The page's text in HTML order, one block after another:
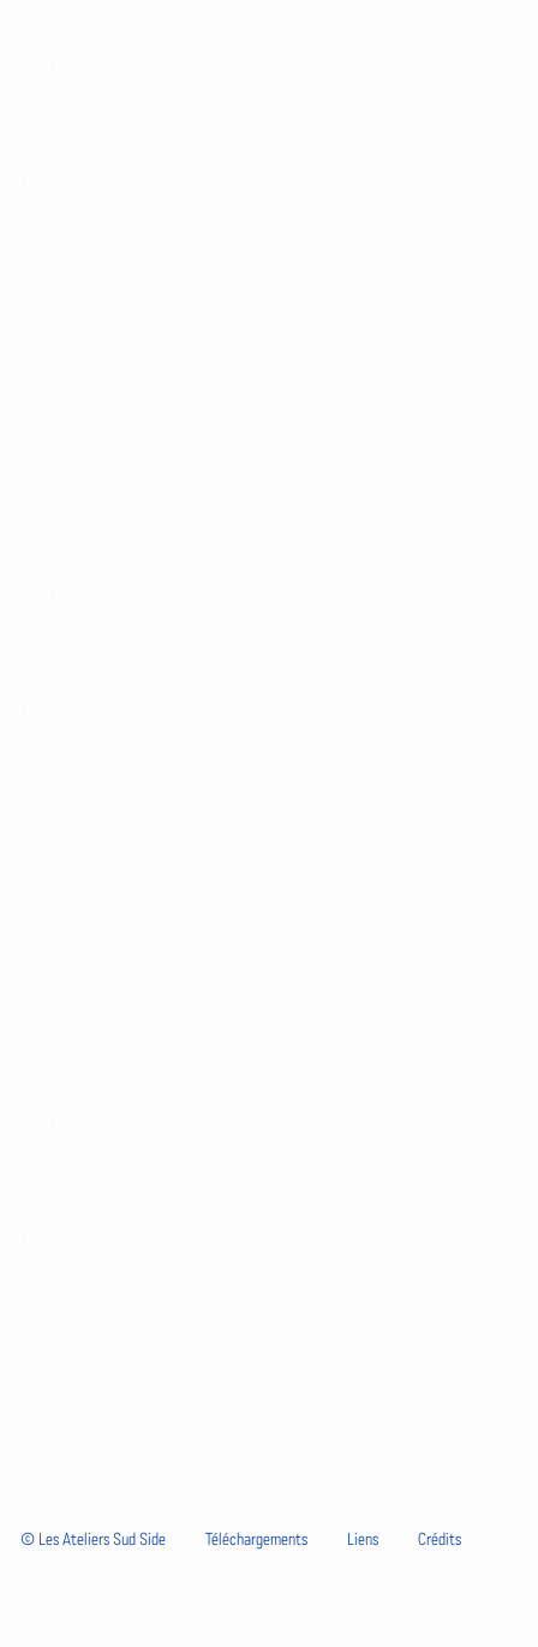
© Les Ateliers Sud Side Téléchargements Liens Crédits